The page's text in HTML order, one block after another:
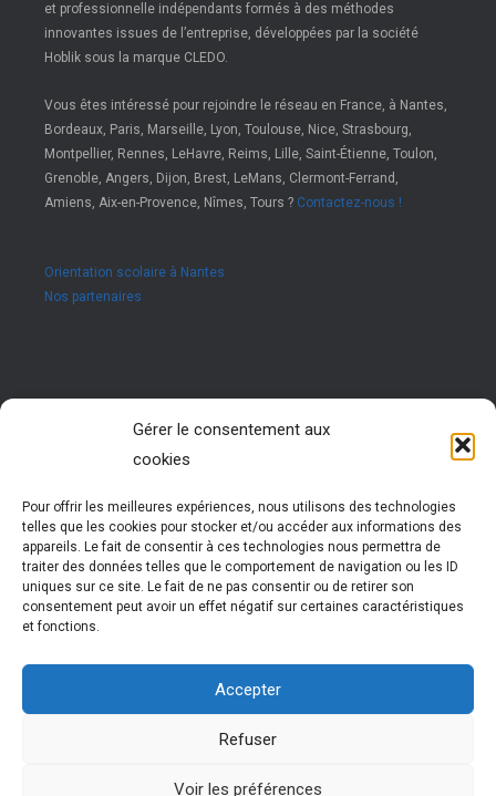
Gérer le consentement aux
cookies
Pour offrir les meilleures expériences, nous utilisons des technologies
telles que les cookies pour stocker et/ou accéder aux informations des
appareils. Le fait de consentir à ces technologies nous permettra de
traiter des données telles que le comportement de navigation ou les ID
uniques sur ce site. Le fait de ne pas consentir ou de retirer son
consentement peut avoir un effet négatif sur certaines caractéristiques
et fonctions.
Accepter
Refuser
Voir les préférences
et professionnelle indépendants formés à des méthodes
innovantes issues de l’entreprise, développées par la société
Hoblik sous la marque CLEDO.
Vous êtes intéressé pour rejoindre le réseau en France, à Nantes,
Bordeaux, Paris, Marseille, Lyon, Toulouse, Nice, Strasbourg,
Montpellier, Rennes, LeHavre, Reims, Lille, Saint-Étienne, Toulon,
Grenoble, Angers, Dijon, Brest, LeMans, Clermont-Ferrand,
Amiens, Aix-en-Provence, Nîmes, Tours ? Contactez-nous !
Orientation scolaire à Nantes
Nos partenaires
Rejoignez nous !
Vous êtes passionné par les ressources humaines ?
dans leur réussite ?
Rejoignez notre réseau !
Nous vous formons pour vous permettre d’exercer cette
activité très enrichissante
Vous évoluez et participez à la vie d’un réseau
national dynamique
mentions légales| CLEDO est une marque